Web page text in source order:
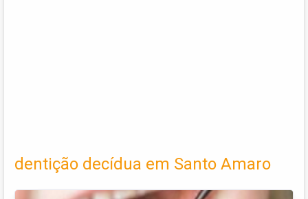
dentição decídua em Santo Amaro